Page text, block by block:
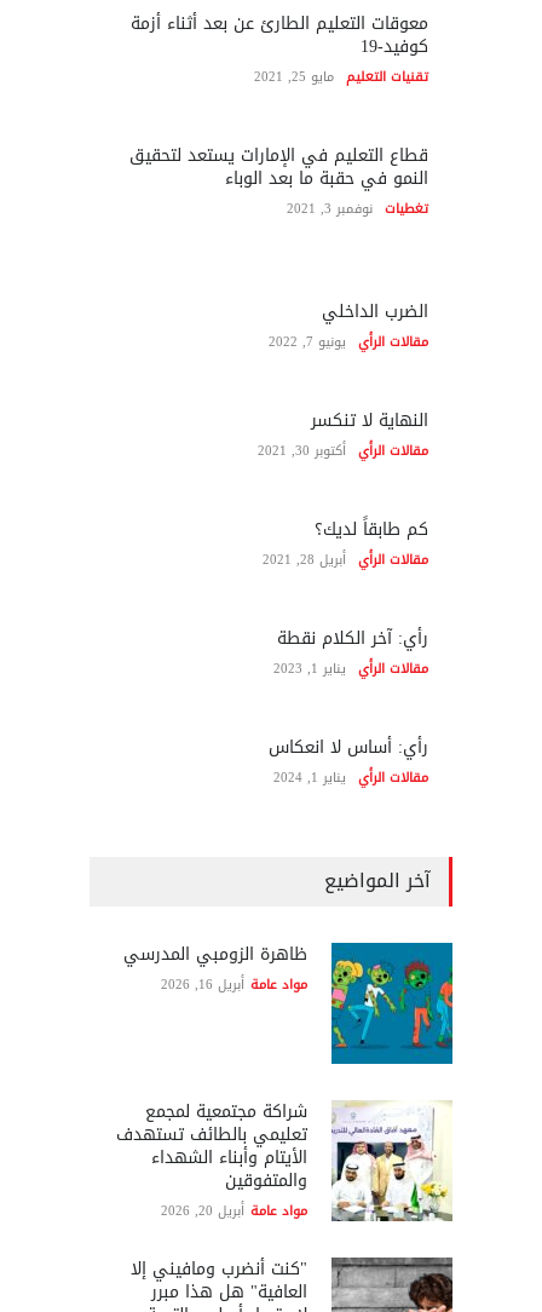
معوقات التعليم الطارئ عن بعد أثناء أزمة
كوفيد-19
تقنيات التعليم مايو 25, 2021
قطاع التعليم في الإمارات يستعد لتحقيق
النمو في حقبة ما بعد الوباء
تغطيات نوفمبر 3, 2021
الضرب الداخلي
مقالات الرأي يونيو 7, 2022
النهاية لا تنكسر
مقالات الرأي أكتوبر 30, 2021
كم طابقاً لديك؟
مقالات الرأي أبريل 28, 2021
رأي: آخر الكلام نقطة
مقالات الرأي يناير 1, 2023
رأي: أساس لا انعكاس
مقالات الرأي يناير 1, 2024
آخر المواضيع
ظاهرة الزومبي المدرسي
مواد عامة أبريل 16, 2026
شراكة مجتمعية لمجمع
تعليمي بالطائف تستهدف
الأيتام وأبناء الشهداء
والمتفوقين
مواد عامة أبريل 20, 2026
"كنت أنضرب ومافيني إلا
العافية" هل هذا مبرر